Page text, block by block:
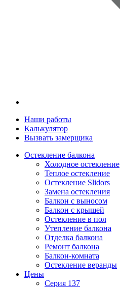
Наши работы
Калькулятор
Вызвать замерщика
Остекление балкона
Холодное остекление
Теплое остекление
Остекление Slidors
Замена остекления
Балкон с выносом
Балкон с крышей
Остекление в пол
Утепление балкона
Отделка балкона
Ремонт балкона
Балкон-комната
Остекление веранды
Цены
Серия 137